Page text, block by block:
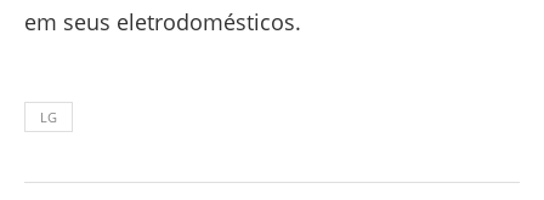
em seus eletrodomésticos.
LG